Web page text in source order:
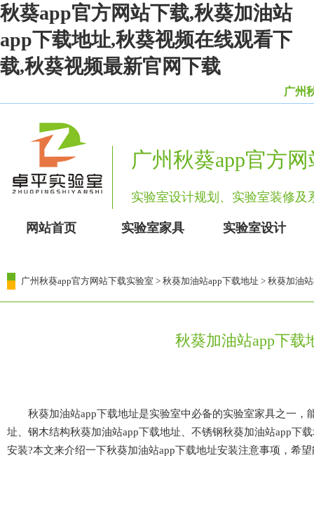
秋葵app官方网站下载,秋葵加油站
app下载地址,秋葵视频在线观看下
载,秋葵视频最新官网下载
广州秋
广州秋葵app官方
实验室设计规划、实验室装修
网站首页 实验室家具 实验室设计
广州秋葵app官方网站下载实验室 > 秋葵加油站app下载地址 > 秋葵加油
秋葵加油站app下载
秋葵加油站app下载地址是实验室中必备的实验室家具之一，
址、钢木结构秋葵加油站app下载地址、不锈钢秋葵加油站app
安装?本文来介绍一下秋葵加油站app下载地址安装注意事项，希望能